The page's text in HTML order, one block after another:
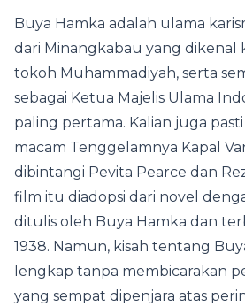
Buya Hamka adalah ulama
dari Minangkabau yang dikenal
tokoh Muhammadiyah, serta
sebagai Ketua Majelis Ulama
paling pertama. Kalian juga
macam Tenggelamnya Kapal
dibintangi Pevita Pearce dan
film itu diadopsi dari novel
ditulis oleh Buya Hamka dan
1938. Namun, kisah tentang
lengkap tanpa membicarakan
yang sempat dipenjara atas